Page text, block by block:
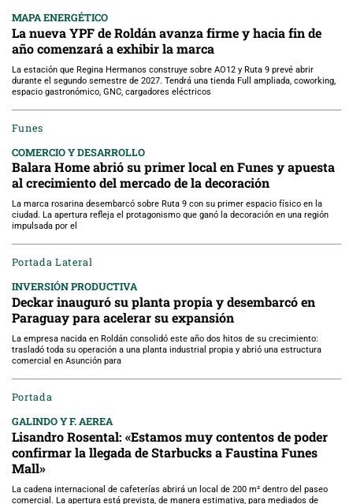
MAPA ENERGÉTICO
La nueva YPF de Roldán avanza firme y hacia fin de
año comenzará a exhibir la marca
La estación que Regina Hermanos construye sobre AO12 y Ruta 9 prevé abrir
durante el segundo semestre de 2027. Tendrá una tienda Full ampliada, coworking,
espacio gastronómico, GNC, cargadores eléctricos
Funes
COMERCIO Y DESARROLLO
Balara Home abrió su primer local en Funes y apuesta
al crecimiento del mercado de la decoración
La marca rosarina desembarcó sobre Ruta 9 con su primer espacio físico en la
ciudad. La apertura refleja el protagonismo que ganó la decoración en una región
impulsada por el
Portada Lateral
INVERSIÓN PRODUCTIVA
Deckar inauguró su planta propia y desembarcó en
Paraguay para acelerar su expansión
La empresa nacida en Roldán consolidó este año dos hitos de su crecimiento:
trasladó toda su operación a una planta industrial propia y abrió una estructura
comercial en Asunción para
Portada
GALINDO Y F. AEREA
Lisandro Rosental: «Estamos muy contentos de poder
confirmar la llegada de Starbucks a Faustina Funes
Mall»
La cadena internacional de cafeterías abrirá un local de 200 m² dentro del paseo
comercial. La apertura está prevista, de manera estimativa, para mediados de